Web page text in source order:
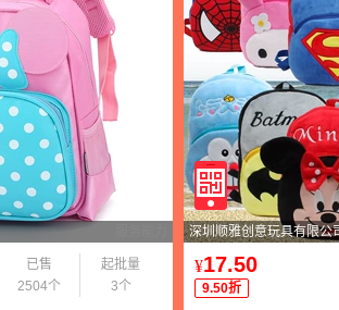
已售
2504个
起批量
3个
深圳顺雅创意玩具有限公
¥17.50
9.50折